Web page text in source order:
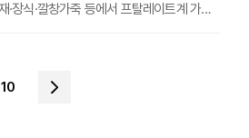
장식·깔창가죽 등에서 프탈레이트계 가소
10